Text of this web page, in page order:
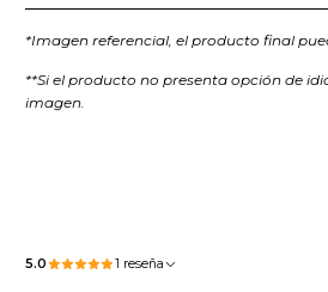
*Imagen referencial, el producto final
**Si el producto no presenta opción de
imagen.
5.0 1 reseña